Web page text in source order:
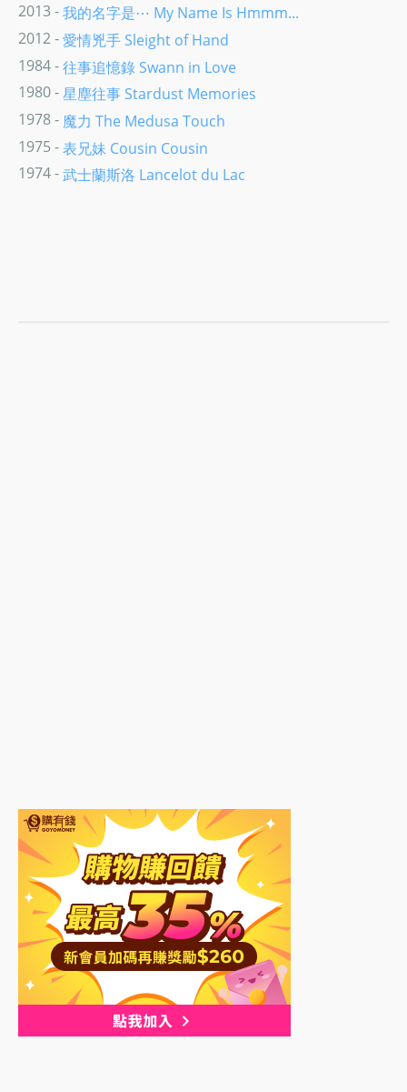
2013 -我的名字是⋯ My Name Is Hmmm...
2012 -愛情兇手 Sleight of Hand
1984 -往事追憶錄 Swann in Love
1980 -星塵往事 Stardust Memories
1978 - 魔力 The Medusa Touch
1975 -表兄妹 Cousin Cousin
1974 -武士蘭斯洛 Lancelot du Lac